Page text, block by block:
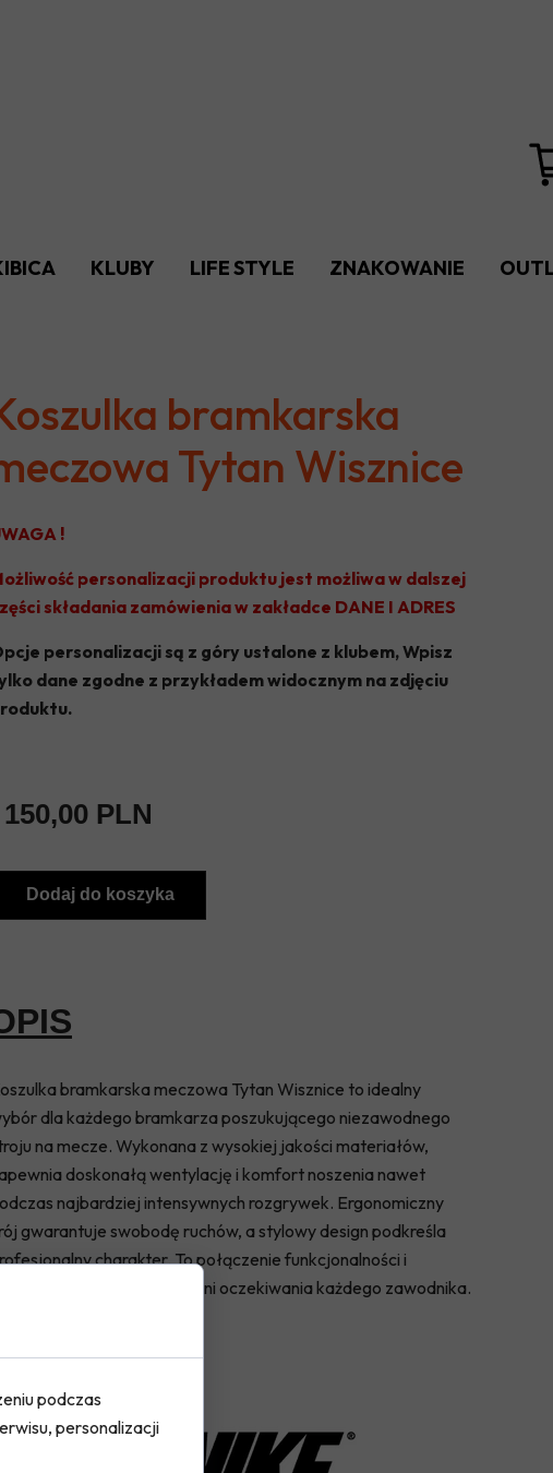
KLUBY
SRS ZAMIENIE
BÓBR TŁUSZCZ
TYTAN WISZNICE
VICTORIA GŁOSKÓW
UKS KĄTY
LIFE STYLE ZNAKOWANIE
Dodaj do koszyka
!
personalizacji produktu jest możliwa w dalszej
składania zamówienia w zakładce DANE I ADRES
personalizacji są z góry ustalone z klubem, Wpisz
dane zgodne z przykładem widocznym na zdjęciu
bramkarska meczowa Tytan Wisznice to idealny
dla każdego bramkarza poszukującego niezawodnego
na mecze. Wykonana z wysokiej jakości materiałów,
doskonałą wentylację i komfort noszenia nawet
najbardziej intensywnych rozgrywek. Ergonomiczny
gwarantuje swobodę ruchów, a stylowy design podkreśla
charakter. To połączenie funkcjonalności i
sportowego stylu, które spełni oczekiwania każdego zawodnika.
bramkarska
Tytan Wisznice
150,00 PLN
podczas
personalizacji